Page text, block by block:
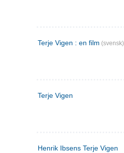
Terje Vigen : en film (svensk)
Terje Vigen
Henrik Ibsens Terje Vigen